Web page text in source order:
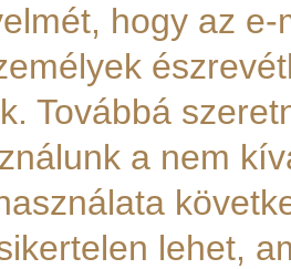
hogy az
Továbbá
a nem
lehet,